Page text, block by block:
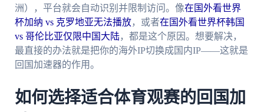
洲），平台就会自动识别并限制访问。像在国外看世界
杯加纳 vs 克罗地亚无法播放，或者在国外看世界杯韩国
vs 哥伦比亚仅限中国大陆，都是这个原因。想要解决，
最直接的办法就是把你的海外IP切换成国内IP——这就是
回国加速器的作用。
如何选择适合体育观赛的回国加